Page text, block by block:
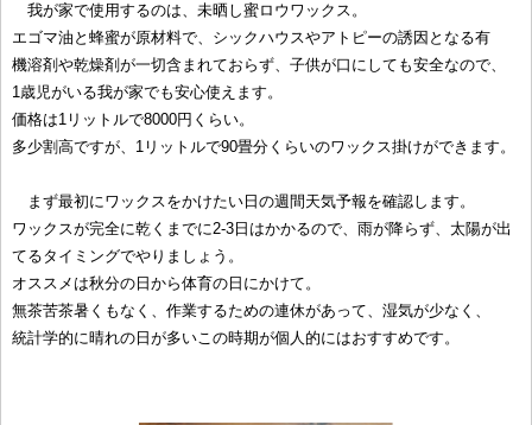
我が家で使用するのは、未晒し蜜ロウワックス。
エゴマ油と蜂蜜が原材料で、シックハウスやアトピーの誘因となる有
機溶剤や乾燥剤が一切含まれておらず、子供が口にしても安全なので、
1歳児がいる我が家でも安心使えます。
価格は1リットルで8000円くらい。
多少割高ですが、1リットルで90畳分くらいのワックス掛けができます。
まず最初にワックスをかけたい日の週間天気予報を確認します。
ワックスが完全に乾くまでに2-3日はかかるので、雨が降らず、太陽が出
てるタイミングでやりましょう。
オススメは秋分の日から体育の日にかけて。
無茶苦茶暑くもなく、作業するための連休があって、湿気が少なく、
統計学的に晴れの日が多いこの時期が個人的にはおすすめです。